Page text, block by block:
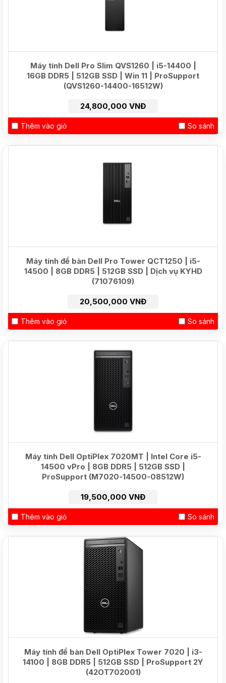
Máy tính Dell Pro Slim QVS1260 | i5-14400 |
16GB DDR5 | 512GB SSD | Win 11 | ProSupport
(QVS1260-14400-16512W)
24,800,000 VNĐ
Thêm vào giỏ So sánh
Máy tính để bàn Dell Pro Tower QCT1250 | i5-
14500 | 8GB DDR5 | 512GB SSD | Dịch vụ KYHD
(71076109)
20,500,000 VNĐ
Thêm vào giỏ So sánh
Máy tính Dell OptiPlex 7020MT | Intel Core i5-
14500 vPro | 8GB DDR5 | 512GB SSD |
ProSupport (M7020-14500-08512W)
19,500,000 VNĐ
Thêm vào giỏ So sánh
Máy tính để bàn Dell OptiPlex Tower 7020 | i3-
14100 | 8GB DDR5 | 512GB SSD | ProSupport 2Y
(42OT702001)